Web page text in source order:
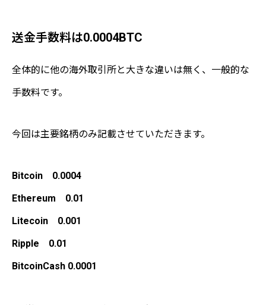
送金手数料は0.0004BTC
全体的に他の海外取引所と大きな違いは無く、一般的な
手数料です。
今回は主要銘柄のみ記載させていただきます。
Bitcoin 0.0004
Ethereum 0.01
Litecoin 0.001
Ripple 0.01
BitcoinCash 0.0001